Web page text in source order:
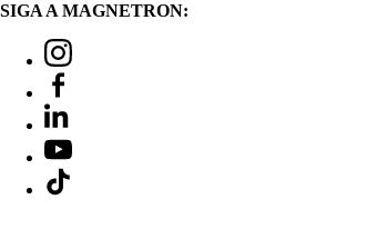
SIGA A MAGNETRON: